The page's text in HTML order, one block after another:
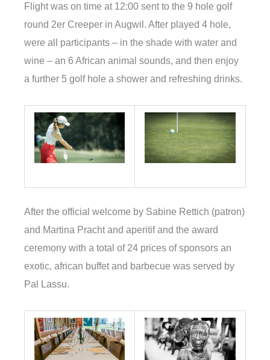
Flight was on time at 12:00 sent to the 9 hole golf
round 2er Creeper in Augwil. After played 4 hole,
were all participants – in the shade with water and
wine – an 6 African animal sounds, and then enjoy
a further 5 golf hole a shower and refreshing drinks.
After the official welcome by Sabine Rettich (patron)
and Martina Pracht and aperitif and the award
ceremony with a total of 24 prices of sponsors an
exotic, african buffet and barbecue was served by
Pal Lassu.